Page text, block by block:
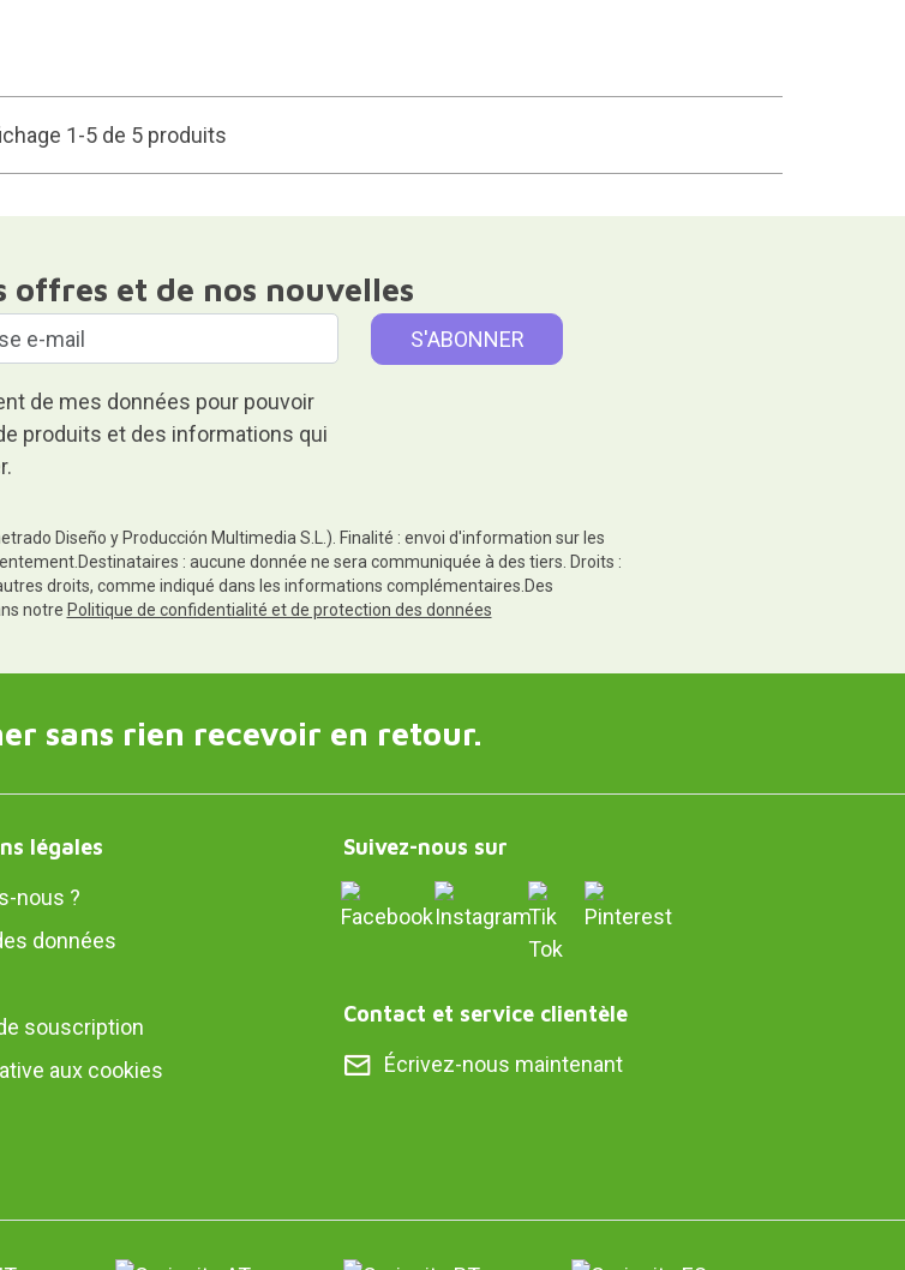
1-5 de 5 produits
offres et de nos nouvelles
de mes données pour pouvoir
produits et des informations qui
Diseño y Producción Multimedia S.L.). Finalité : envoi d'information sur les
: aucune donnée ne sera communiquée à des tiers. Droits :
droits, comme indiqué dans les informations complémentaires.Des
notre Politique de confidentialité et de protection des données
sans rien recevoir en retour.
légales
nous ?
données
souscription
aux cookies
Suivez-nous sur
Contact et service clientèle
Écrivez-nous maintenant